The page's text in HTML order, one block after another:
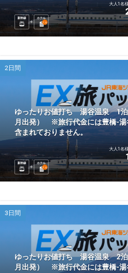
新幹線
ホテル
1 泊
大人1名
2日間
ゆったりお値打ち 湯谷温泉 1
月出発） ※旅行代金には豊橋-湯
含まれておりません。
新幹線
ホテル
1 泊
大人1名
3日間
ゆったりお値打ち 湯谷温泉 2
月出発） ※旅行代金には豊橋-湯